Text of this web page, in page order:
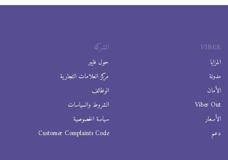
VIBER
المزايا
مدونة
الأمان
Viber Out
الأسعار
دعم
الشركة
حول فايبر
مركز العلامات التجارية
الوظائف
الشروط والسياسات
سياسة الخصوصية
Customer Complaints Code